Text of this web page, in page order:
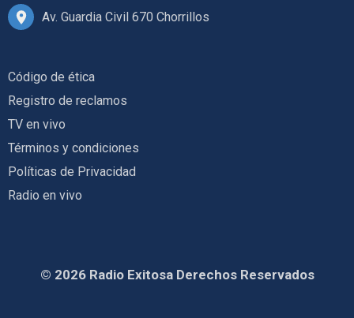
Av. Guardia Civil 670 Chorrillos
Código de ética
Registro de reclamos
TV en vivo
Términos y condiciones
Políticas de Privacidad
Radio en vivo
© 2026 Radio Exitosa Derechos Reservados